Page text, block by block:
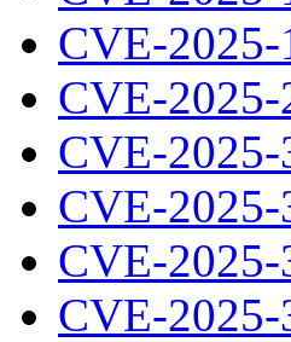
CVE-2025-
CVE-2025-
CVE-2025-
CVE-2025-
CVE-2025-
CVE-2025-